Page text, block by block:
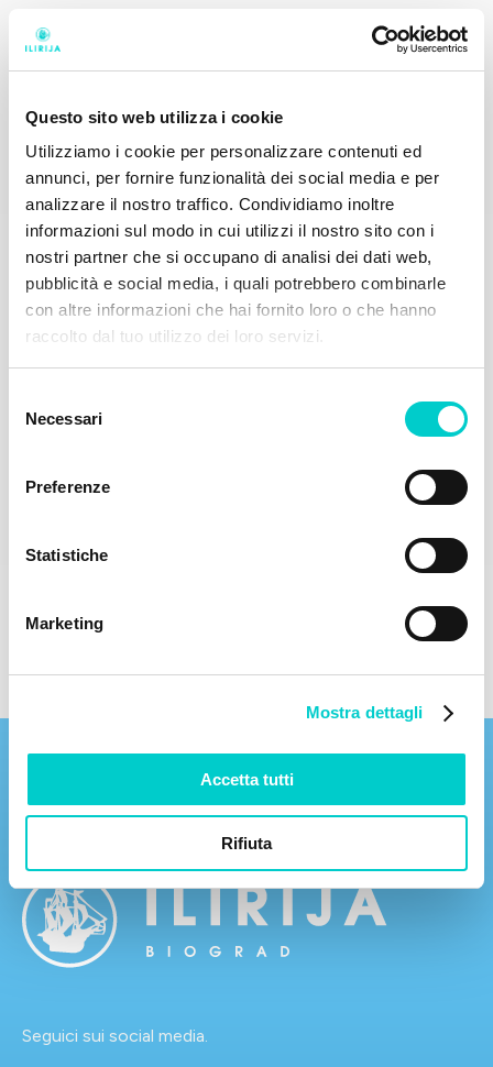
Questo sito web utilizza i cookie
Utilizziamo i cookie per personalizzare contenuti ed
annunci, per fornire funzionalità dei social media e per
analizzare il nostro traffico. Condividiamo inoltre
informazioni sul modo in cui utilizzi il nostro sito con i
nostri partner che si occupano di analisi dei dati web,
pubblicità e social media, i quali potrebbero combinarle
con altre informazioni che hai fornito loro o che hanno
raccolto dal tuo utilizzo dei loro servizi.
delNecessari
Preferenze
Statistiche
Marketing
Mostra dettagli
Accetta tutti
Rifiuta
ILIRIJA LOYALTY CLUB
Iscriviti oggi
Approfitta di tutti i vantaggi offerti da un soggiorno
negli hotel Ilirija Resort / Camping Park Soline / posto
barca annuale nella Marina Kornati.
Iscriviti al Club
Seguici sui social media.